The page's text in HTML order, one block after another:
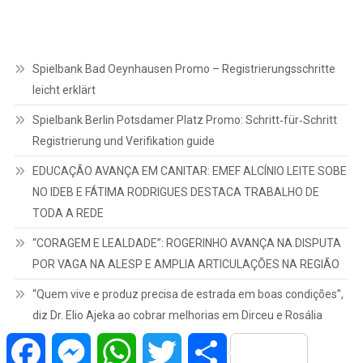
Spielbank Bad Oeynhausen Promo – Registrierungsschritte
leicht erklärt
Spielbank Berlin Potsdamer Platz Promo: Schritt‑für‑Schritt
Registrierung und Verifikation guide
EDUCAÇÃO AVANÇA EM CANITAR: EMEF ALCÍNIO LEITE SOBE
NO IDEB E FÁTIMA RODRIGUES DESTACA TRABALHO DE
TODA A REDE
“CORAGEM E LEALDADE”: ROGERINHO AVANÇA NA DISPUTA
POR VAGA NA ALESP E AMPLIA ARTICULAÇÕES NA REGIÃO
“Quem vive e produz precisa de estrada em boas condições”,
diz Dr. Elio Ajeka ao cobrar melhorias em Dirceu e Rosália
Facebook MessengerWhatsAppTwitter Share